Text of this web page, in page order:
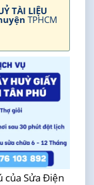
TÀI LIỆU
TPHCM
của Sửa Điện